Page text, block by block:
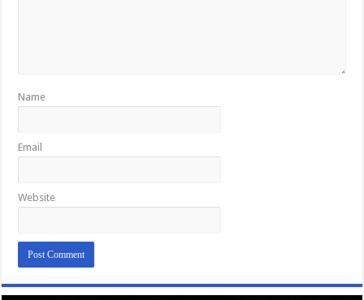
Name
Email
Website